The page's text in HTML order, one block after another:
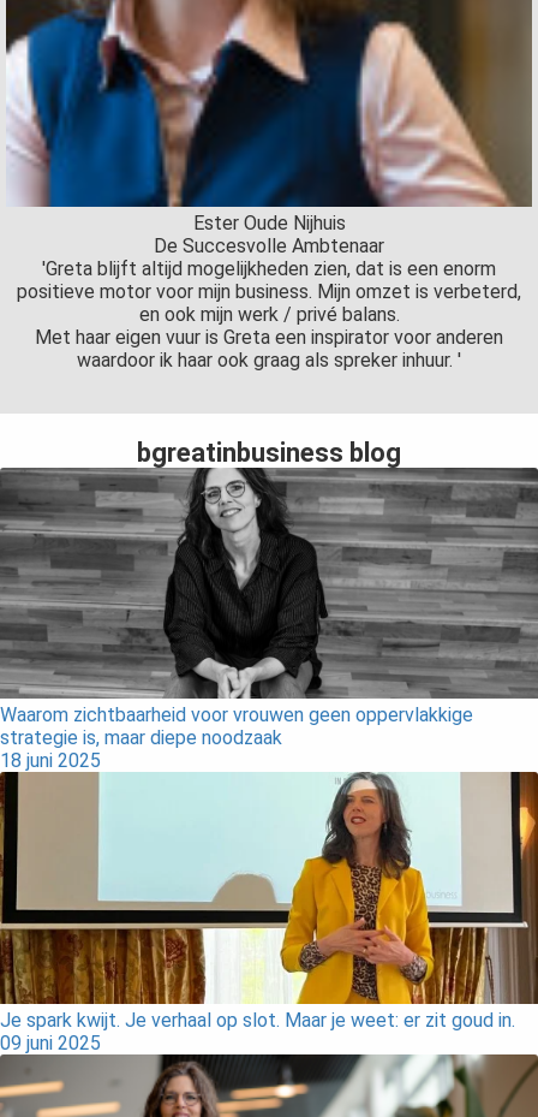
Ester Oude Nijhuis
De Succesvolle Ambtenaar
'Greta blijft altijd mogelijkheden zien, dat is een enorm
positieve motor voor mijn business. Mijn omzet is verbeterd,
en ook mijn werk / privé balans.
Met haar eigen vuur is Greta een inspirator voor anderen
waardoor ik haar ook graag als spreker inhuur. '
bgreatinbusiness blog
Waarom zichtbaarheid voor vrouwen geen oppervlakkige
strategie is, maar diepe noodzaak
18 juni 2025
Je spark kwijt. Je verhaal op slot. Maar je weet: er zit goud in.
09 juni 2025